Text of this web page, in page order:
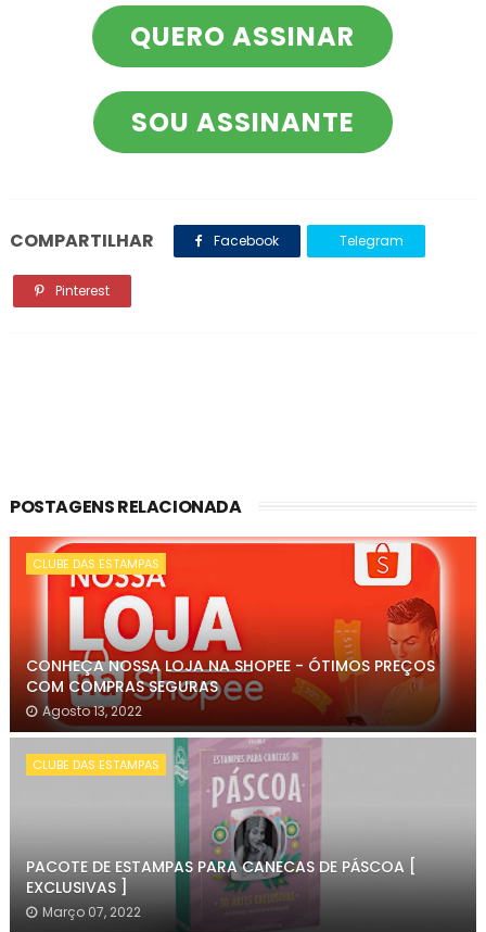
QUERO ASSINAR
SOU ASSINANTE
COMPARTILHAR Facebook Telegram
Pinterest
POSTAGENS RELACIONADA
CLUBE DAS ESTAMPAS
CONHEÇA NOSSA LOJA NA SHOPEE - ÓTIMOS PREÇOS
COM COMPRAS SEGURAS
Agosto 13, 2022
CLUBE DAS ESTAMPAS
PACOTE DE ESTAMPAS PARA CANECAS DE PÁSCOA [
EXCLUSIVAS ]
Março 07, 2022